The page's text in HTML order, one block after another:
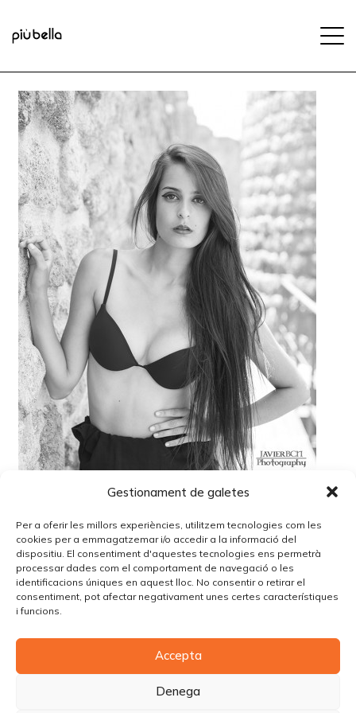
Gestionament de galetes
Per a oferir les millors experiències, utilitzem tecnologies com les
cookies per a emmagatzemar i/o accedir a la informació del
dispositiu. El consentiment d'aquestes tecnologies ens permetrà
processar dades com el comportament de navegació o les
identificacions úniques en aquest lloc. No consentir o retirar el
consentiment, pot afectar negativament unes certes característiques
i funcions.
Accepta
Denega
Lo siento, debes estarconectadopara publicar un
comentario.
© Copyright Piùbella Models Agency
Designed ByCreative Corner Agency
Política de cookies